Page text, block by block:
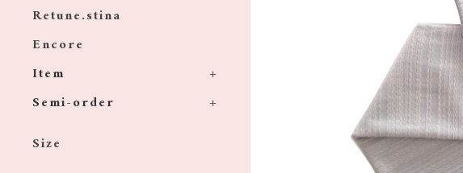
Retune.stina
Encore
Item
Semi-order
Size